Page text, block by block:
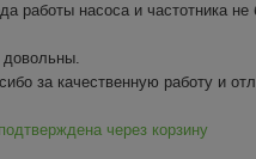
работы насоса и частотника
за качественную работу и
через корзину